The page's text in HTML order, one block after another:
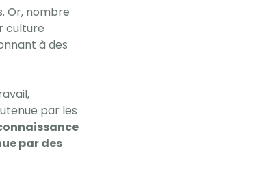
Or, nombre
culture
à des
par les
par des